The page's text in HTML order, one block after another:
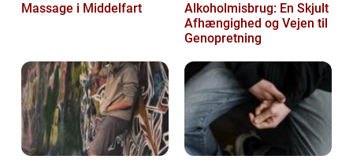
Massage i Middelfart
Alkoholmisbrug: En Skjult
Afhængighed og Vejen til
Genopretning